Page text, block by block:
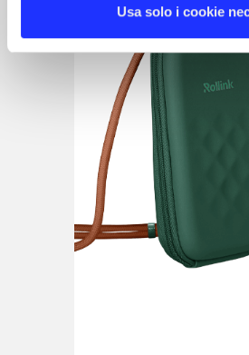
Usa solo i cookie